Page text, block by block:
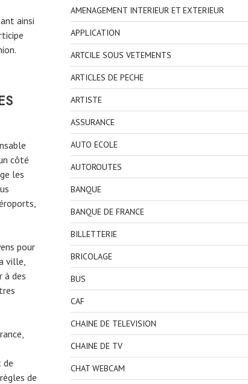
ainsi
côté
les
pour
ville,
à des
de
de
AMENAGEMENT INTERIEUR ET EXTERIEUR
APPLICATION
ARTCILE SOUS VETEMENTS
ARTICLES DE PECHE
ARTISTE
ASSURANCE
AUTO ECOLE
AUTOROUTES
BANQUE
BANQUE DE FRANCE
BILLETTERIE
BRICOLAGE
BUS
CAF
CHAINE DE TELEVISION
CHAINE DE TV
CHAT WEBCAM